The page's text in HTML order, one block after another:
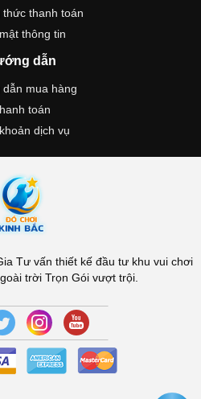
thức thanh toán
thông tin
dẫn
mua hàng
toán
dịch vụ
Tư vấn thiết kế đầu tư khu vui chơi
trời Trọn Gói vượt trội.